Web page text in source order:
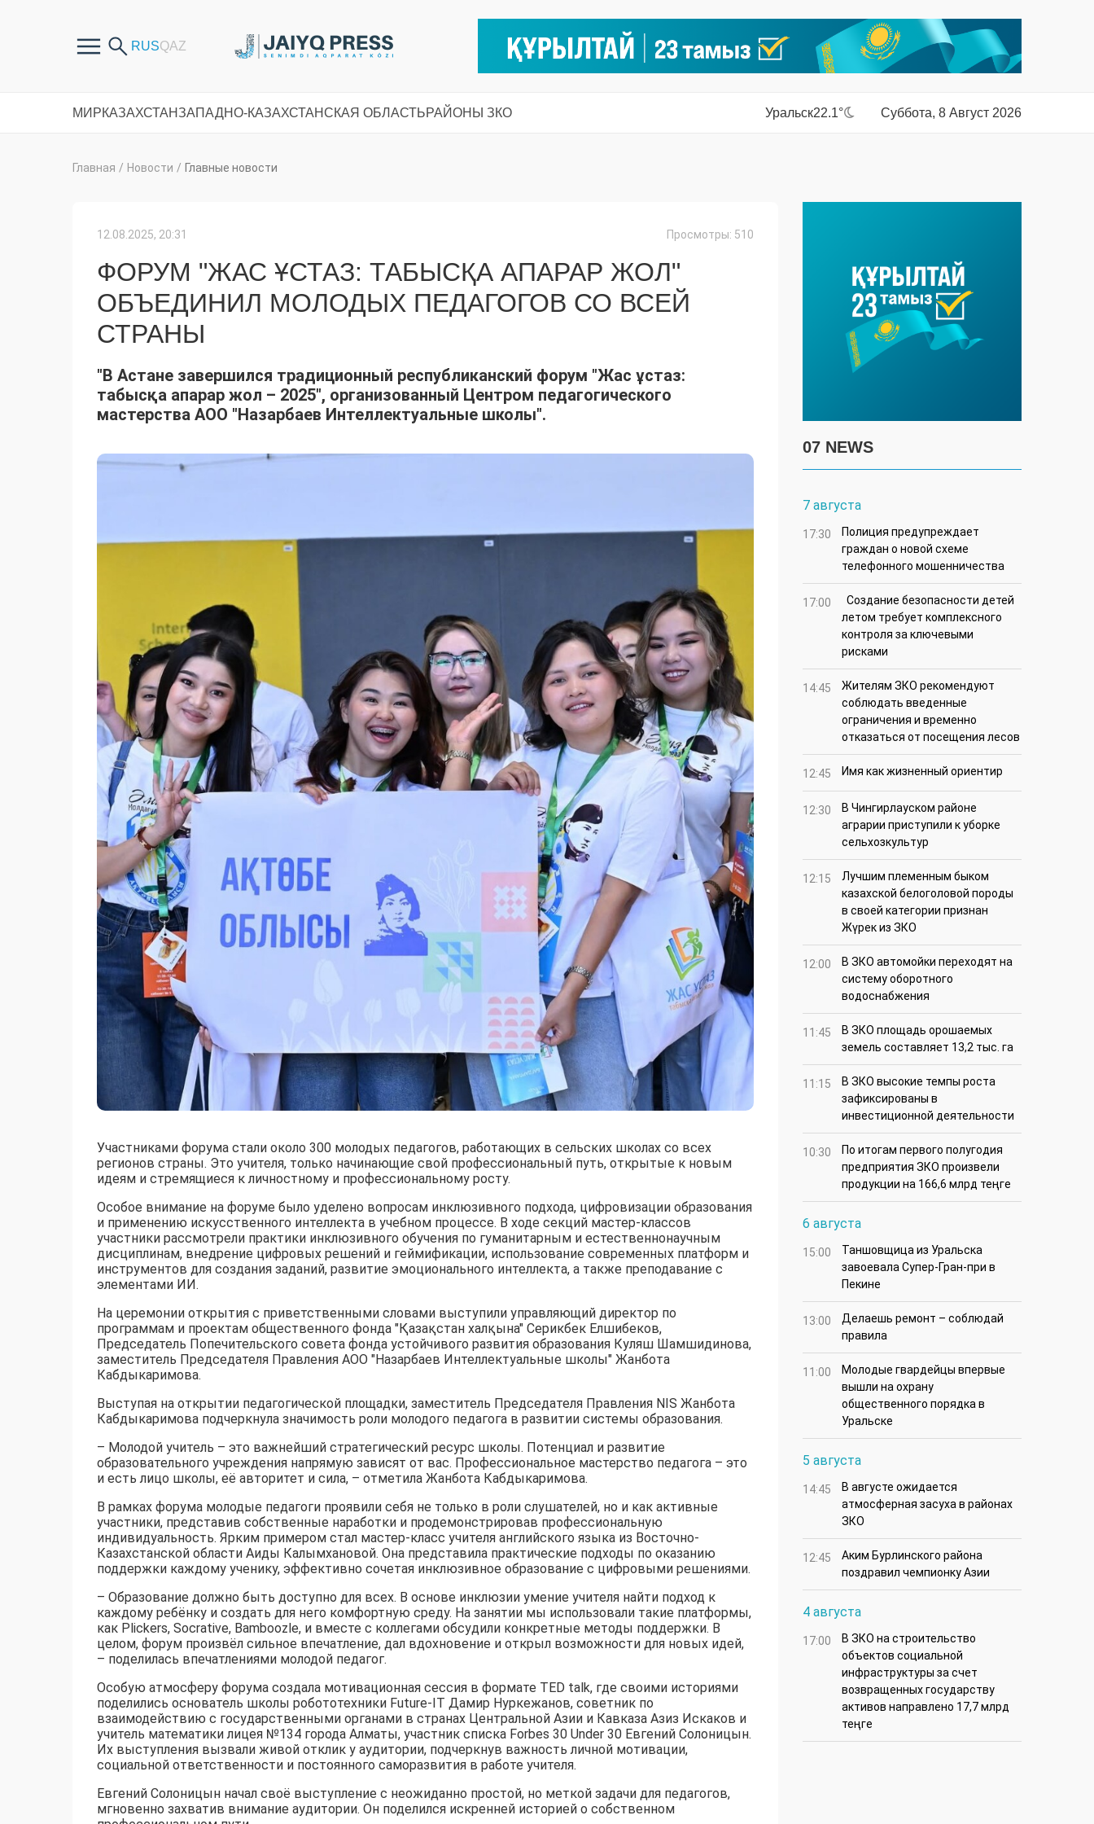
МИРКАЗАХСТАНЗАПАДНО-КАЗАХСТАНСКАЯ ОБЛАСТЬРАЙОНЫ ЗКО Уральск22.1° Суббота, 8 Август 2026
Главная / Новости / Главные новости
12.08.2025, 20:31 Просмотры: 510
ФОРУМ "ЖАС ҰСТАЗ: ТАБЫСҚА АПАРАР ЖОЛ"
ОБЪЕДИНИЛ МОЛОДЫХ ПЕДАГОГОВ СО ВСЕЙ
СТРАНЫ
"В Астане завершился традиционный республиканский форум "Жас ұстаз:
табысқа апарар жол – 2025", организованный Центром педагогического
мастерства АОО "Назарбаев Интеллектуальные школы".
Участниками форума стали около 300 молодых педагогов, работающих в сельских школах со всех
регионов страны. Это учителя, только начинающие свой профессиональный путь, открытые к новым
идеям и стремящиеся к личностному и профессиональному росту.
Особое внимание на форуме было уделено вопросам инклюзивного подхода, цифровизации образования
и применению искусственного интеллекта в учебном процессе. В ходе секций мастер-классов
участники рассмотрели практики инклюзивного обучения по гуманитарным и естественнонаучным
дисциплинам, внедрение цифровых решений и геймификации, использование современных платформ и
инструментов для создания заданий, развитие эмоционального интеллекта, а также преподавание с
элементами ИИ.
На церемонии открытия с приветственными словами выступили управляющий директор по
программам и проектам общественного фонда "Қазақстан халқына" Серикбек Елшибеков,
Председатель Попечительского совета фонда устойчивого развития образования Куляш Шамшидинова,
заместитель Председателя Правления АОО "Назарбаев Интеллектуальные школы" Жанбота
Кабдыкаримова.
Выступая на открытии педагогической площадки, заместитель Председателя Правления NIS Жанбота
Кабдыкаримова подчеркнула значимость роли молодого педагога в развитии системы образования.
– Молодой учитель – это важнейший стратегический ресурс школы. Потенциал и развитие
образовательного учреждения напрямую зависят от вас. Профессиональное мастерство педагога – это
и есть лицо школы, её авторитет и сила, – отметила Жанбота Кабдыкаримова.
В рамках форума молодые педагоги проявили себя не только в роли слушателей, но и как активные
участники, представив собственные наработки и продемонстрировав профессиональную
индивидуальность. Ярким примером стал мастер-класс учителя английского языка из Восточно-
Казахстанской области Аиды Калымхановой. Она представила практические подходы по оказанию
поддержки каждому ученику, эффективно сочетая инклюзивное образование с цифровыми решениями.
– Образование должно быть доступно для всех. В основе инклюзии умение учителя найти подход к
каждому ребёнку и создать для него комфортную среду. На занятии мы использовали такие платформы,
как Plickers, Socrative, Bamboozle, и вместе с коллегами обсудили конкретные методы поддержки. В
целом, форум произвёл сильное впечатление, дал вдохновение и открыл возможности для новых идей,
– поделилась впечатлениями молодой педагог.
Особую атмосферу форума создала мотивационная сессия в формате TED talk, где своими историями
поделились основатель школы робототехники Future-IT Дамир Нуркежанов, советник по
взаимодействию с государственными органами в странах Центральной Азии и Кавказа Азиз Искаков и
учитель математики лицея №134 города Алматы, участник списка Forbes 30 Under 30 Евгений Солоницын.
Их выступления вызвали живой отклик у аудитории, подчеркнув важность личной мотивации,
социальной ответственности и постоянного саморазвития в работе учителя.
Евгений Солоницын начал своё выступление с неожиданно простой, но меткой задачи для педагогов,
мгновенно захватив внимание аудитории. Он поделился искренней историей о собственном
07 NEWS
7 августа
17:30
Полиция предупреждает
граждан о новой схеме
телефонного мошенничества
17:00
Создание безопасности детей
летом требует комплексного
контроля за ключевыми
рисками
14:45
Жителям ЗКО рекомендуют
соблюдать введенные
ограничения и временно
отказаться от посещения лесов
12:45 Имя как жизненный ориентир
12:30
В Чингирлауском районе
аграрии приступили к уборке
сельхозкультур
12:15
Лучшим племенным быком
казахской белоголовой породы
в своей категории признан
Жүрек из ЗКО
12:00
В ЗКО автомойки переходят на
систему оборотного
водоснабжения
11:45
В ЗКО площадь орошаемых
земель составляет 13,2 тыс. га
11:15
В ЗКО высокие темпы роста
зафиксированы в
инвестиционной деятельности
10:30
По итогам первого полугодия
предприятия ЗКО произвели
продукции на 166,6 млрд теңге
6 августа
15:00
Таншовщица из Уральска
завоевала Супер-Гран-при в
Пекине
13:00
Делаешь ремонт – соблюдай
правила
11:00
Молодые гвардейцы впервые
вышли на охрану
общественного порядка в
Уральске
5 августа
14:45
В августе ожидается
атмосферная засуха в районах
ЗКО
12:45
Аким Бурлинского района
поздравил чемпионку Азии
4 августа
17:00
В ЗКО на строительство
объектов социальной
инфраструктуры за счет
возвращенных государству
активов направлено 17,7 млрд
теңге